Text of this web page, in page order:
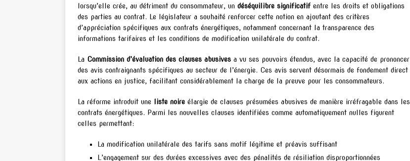
lorsqu’elle crée, au détriment du consommateur, un déséquilibre significatif entre les droits et obligations
des parties au contrat. Le législateur a souhaité renforcer cette notion en ajoutant des critères
d’appréciation spécifiques aux contrats énergétiques, notamment concernant la transparence des
informations tarifaires et les conditions de modification unilatérale du contrat.
La Commission d’évaluation des clauses abusives a vu ses pouvoirs étendus, avec la capacité de prononcer
des avis contraignants spécifiques au secteur de l’énergie. Ces avis servent désormais de fondement direct
aux actions en justice, facilitant considérablement la charge de la preuve pour les consommateurs.
La réforme introduit une liste noire élargie de clauses présumées abusives de manière irréfragable dans les
contrats énergétiques. Parmi les nouvelles clauses identifiées comme automatiquement nulles figurent
celles permettant:
La modification unilatérale des tarifs sans motif légitime et préavis suffisant
L’engagement sur des durées excessives avec des pénalités de résiliation disproportionnées